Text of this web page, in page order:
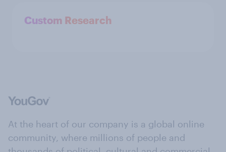
Custom Research
At the heart of our company is a global online
community, where millions of people and